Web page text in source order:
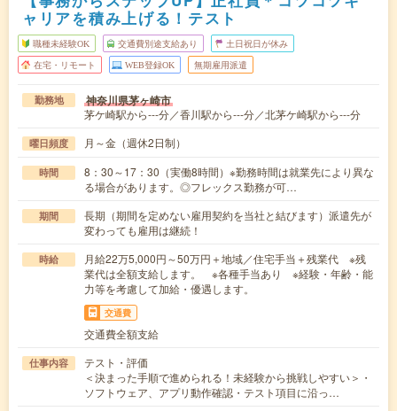
ャリアを積み上げる！テスト
職種未経験OK 交通費別途支給あり 土日祝日が休み
在宅・リモート WEB登録OK 無期雇用派遣
勤務地 神奈川県茅ヶ崎市
茅ケ崎駅から---分／香川駅から---分／北茅ケ崎駅から---分
曜日頻度 月～金（週休2日制）
時間
8：30～17：30（実働8時間）※勤務時間は就業先により異な
る場合があります。◎フレックス勤務が可…
期間
長期（期間を定めない雇用契約を当社と結びます）派遣先が
変わっても雇用は継続！
時給
月給22万5,000円～50万円＋地域／住宅手当＋残業代 ※残
業代は全額支給します。 ※各種手当あり ※経験・年齢・能
力等を考慮して加給・優遇します。
交通費
交通費全額支給
仕事内容
テスト・評価
＜決まった手順で進められる！未経験から挑戦しやすい＞・
ソフトウェア、アプリ動作確認・テスト項目に沿っ…